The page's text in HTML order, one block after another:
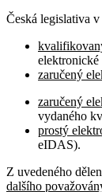
Česká legislativa
zaručený
zaručený
vydaného
prostý
eIDAS).
Z uvedeného
dalšího